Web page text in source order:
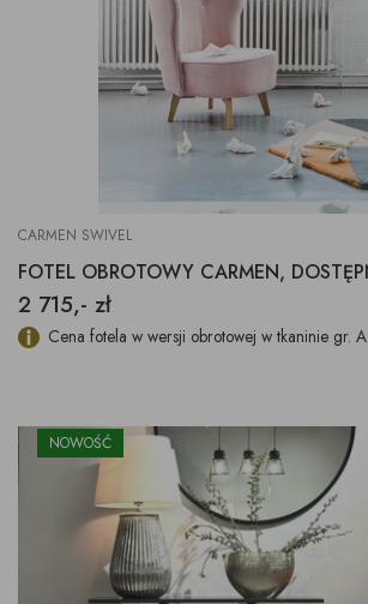
CARMEN SWIVEL
2 715,- zł
Cena fotela w wersji obrotowej w tkaninie gr. A
NOWOŚĆ